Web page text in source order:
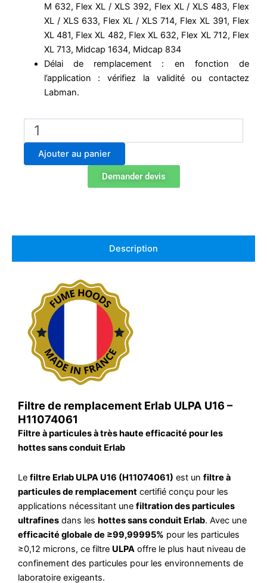
M 632, Flex XL / XLS 392, Flex XL / XLS 483, Flex
XL / XLS 633, Flex XL / XLS 714, Flex XL 391, Flex
XL 481, Flex XL 482, Flex XL 632, Flex XL 712, Flex
XL 713, Midcap 1634, Midcap 834
Délai de remplacement : en fonction de
l’application : vérifiez la validité ou contactez
Labman.
quantité
H11074061
Filtre
Ajouter au panier
Demander devis
Description
Filtre de remplacement Erlab ULPA U16 –
H11074061
Filtre à particules à très haute efficacité pour les
hottes sans conduit Erlab
Le filtre Erlab ULPA U16 (H11074061) est un filtre à
particules de remplacement certifié conçu pour les
applications nécessitant une filtration des particules
ultrafines dans les hottes sans conduit Erlab. Avec une
efficacité globale de ≥99,99995% pour les particules
≥0,12 microns, ce filtre ULPA offre le plus haut niveau de
confinement des particules pour les environnements de
laboratoire exigeants.